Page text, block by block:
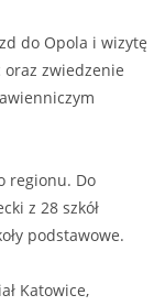
do Opola i wizytę
zwiedzenie
regionu. Do
z 28 szkół
podstawowe.
Katowice,